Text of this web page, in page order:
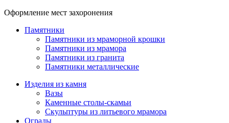
Оформление мест захоронения
Памятники
Памятники из мраморной крошки
Памятники из мрамора
Памятники из гранита
Памятники металлические
Изделия из камня
Вазы
Каменные столы-скамьи
Скульптуры из литьевого мрамора
Ограды